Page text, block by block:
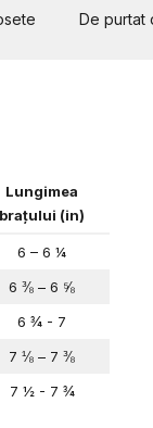
De purtat
Lungimea
brațului (in)
6 – 6 ¼
6 ⅜ – 6 ⅝
6 ¾ - 7
7 ⅛ – 7 ⅜
7 ½ - 7 ¾